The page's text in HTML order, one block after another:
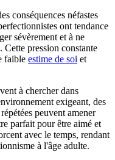
conséquences néfastes
ont tendance
sévèrement et à ne
Cette pression constante
faible estime de soi et
à chercher dans
exigeant, des
peuvent amener
parfait pour être aimé et
avec le temps, rendant
à l'âge adulte.